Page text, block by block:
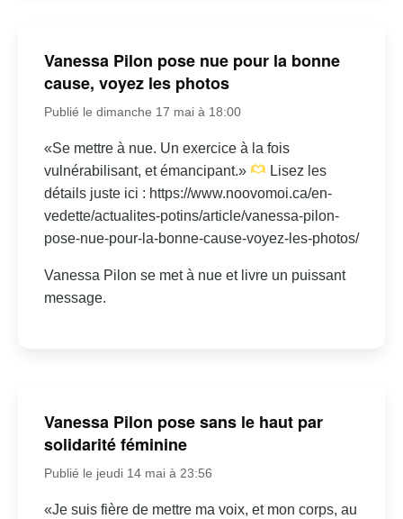
Vanessa Pilon pose nue pour la bonne
cause, voyez les photos
Publié le dimanche 17 mai à 18:00
«Se mettre à nue. Un exercice à la fois
vulnérabilisant, et émancipant.»
Lisez les
détails juste ici : https://www.noovomoi.ca/en-
vedette/actualites-potins/article/vanessa-pilon-
pose-nue-pour-la-bonne-cause-voyez-les-photos/
Vanessa Pilon se met à nue et livre un puissant
message.
Vanessa Pilon pose sans le haut par
solidarité féminine
Publié le jeudi 14 mai à 23:56
«Je suis fière de mettre ma voix, et mon corps, au